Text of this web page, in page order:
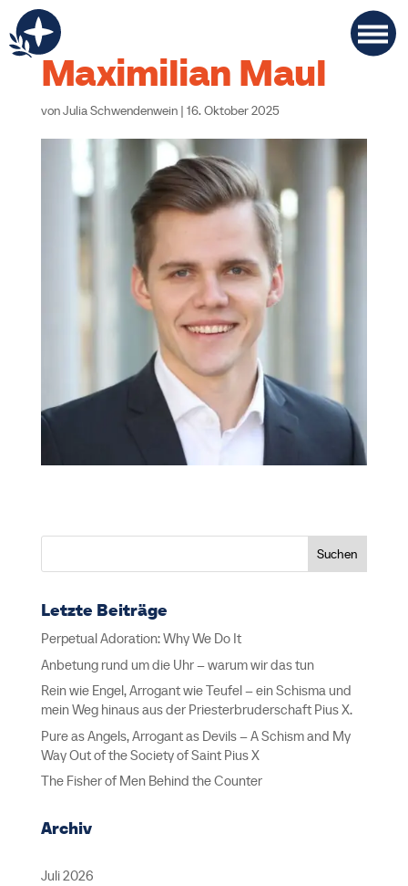
Maximilian Maul
vonJulia Schwendenwein| 16. Oktober 2025
Suchen
Letzte Beiträge
Perpetual Adoration: Why We Do It
Anbetung rund um die Uhr – warum wir das tun
Rein wie Engel, Arrogant wie Teufel – ein Schisma und
mein Weg hinaus aus der Priesterbruderschaft Pius X.
Pure as Angels, Arrogant as Devils – A Schism and My
Way Out of the Society of Saint Pius X
The Fisher of Men Behind the Counter
Archiv
Juli 2026